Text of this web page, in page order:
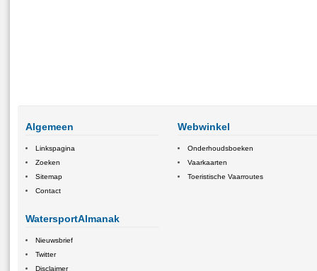
Algemeen
Linkspagina
Zoeken
Sitemap
Contact
WatersportAlmanak
Nieuwsbrief
Twitter
Disclaimer
Webwinkel
Onderhoudsboeken
Vaarkaarten
Toeristische Vaarroutes